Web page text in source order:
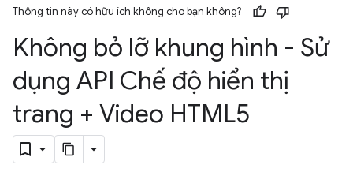
Thông tin này có hữu ích không cho bạn không?
Không bỏ lỡ khung hình - Sử
dụng API Chế độ hiển thị
trang + Video HTML5